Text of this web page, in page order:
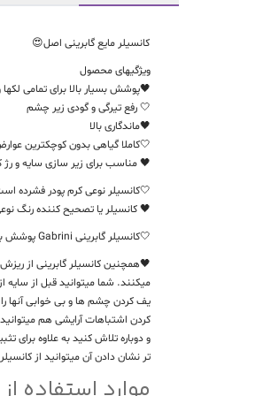
كانسيلر مایع گابرینی اصل😍
ویژگیهای محصول
🖤پوشش بسیار بالا برای تمامی
🤍 رفع تیرگی و گودی زیر چشم
🖤ماندگاری بالا
🤍کاملا گیاهی بدون کوچکترین
🖤 مناسب برای زیر سازی سایه و
🤍کانسیلر نوعی کرم پودر فشرده
🖤 کانسیلر یا تصحیح کننده رنگ
🤍کانسیلر گابرینی Gabrini پوشش بسیار مناسبی بر پوست دارند و افرادی که میخواهند در طول روز جوشهای خود را مخفی کنند میتوانند از آن استفاده کنند. این کانسیلرها ماندگاری بالایی دارند و به پوست آسیب نمیرسانند.
🖤همچنین کانسیلر گابرینی از
میکنند. شما میتوانید قبل از سایه
یف کردن چشم ها و بی خوابی آنها را
کردن اشتباهات آرایشی هم
و دوباره تلاش کنید به علاوه برای
تر نشان دادن آن میتوانید از